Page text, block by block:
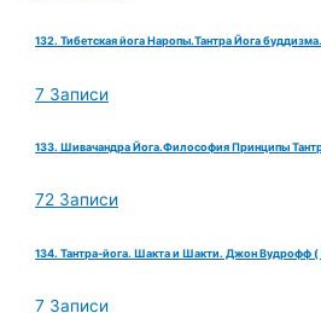
132. Тибетская йога Наропы.Тантра Йога буддизма.
7 Записи
133. Шивачандра Йога.Философия Принципы
72 Записи
134. Тантра-йога. Шакта и Шакти. Джон Вудрофф
7 Записи